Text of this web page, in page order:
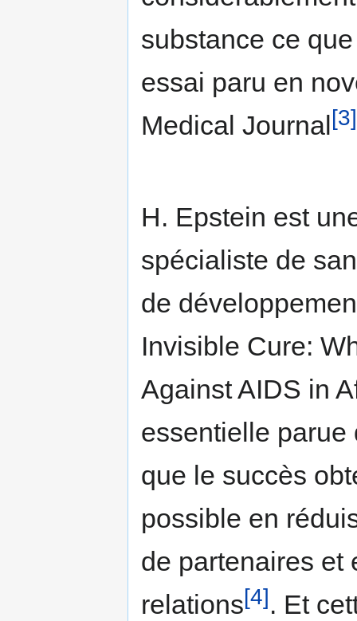
substance ce
essai paru en
Medical Journal[3]
H. Epstein est
spécialiste de
de
Invisible Cure:
Against AIDS in
essentielle parue
que le succès
possible en
de partenaires et
relations[4]. Et